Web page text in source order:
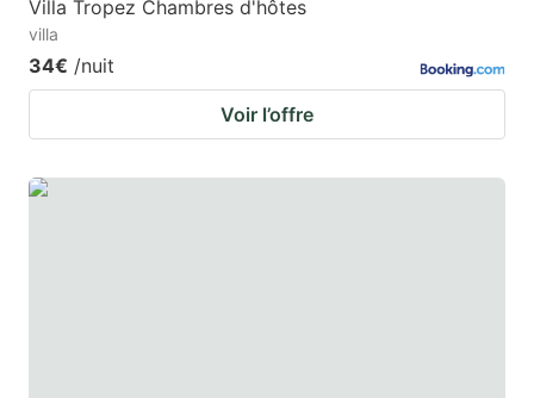
Villa Tropez Chambres d'hôtes
villa
34€ /nuit
Voir l’offre